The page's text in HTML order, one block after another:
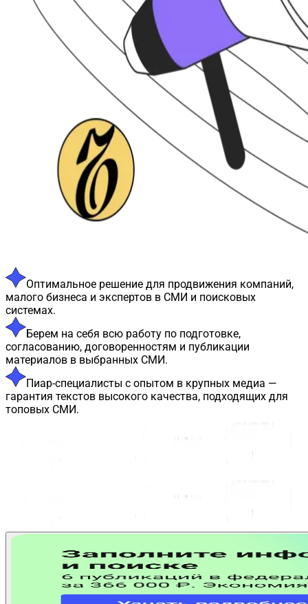
Оптимальное решение для продвижения компаний,
малого бизнеса и экспертов в СМИ и поисковых
системах.
Берем на себя всю работу по подготовке,
согласованию, договоренностям и публикации
материалов в выбранных СМИ.
Пиар-специалисты с опытом в крупных медиа —
гарантия текстов высокого качества, подходящих для
топовых СМИ.